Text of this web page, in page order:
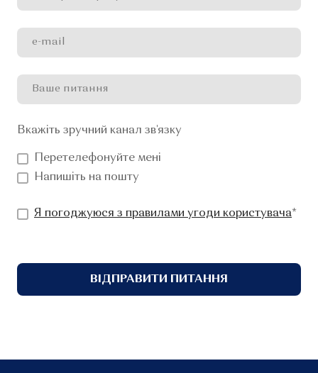
Вкажіть зручний канал зв'язку
Перетелефонуйте мені
Напишіть на пошту
Я погоджуюся з правилами угоди користувача*
ВІДПРАВИТИ ПИТАННЯ